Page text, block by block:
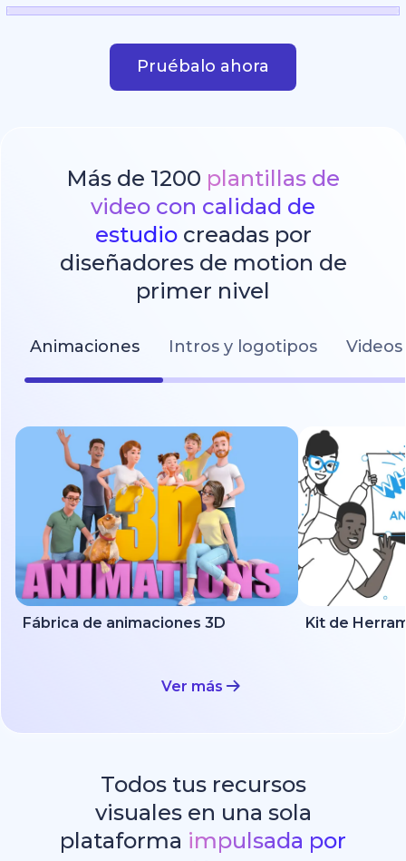
Pruébalo ahora
Más de 1200 plantillas de
video con calidad de
estudiocreadas por
diseñadores de motion de
primer nivel
Animaciones Intros y logotipos
Fábrica de animaciones 3D
Ver más
Todos tus recursos
visuales en una sola
plataforma impulsada por